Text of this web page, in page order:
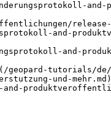
and-
and-
geopard-tutorials/
und-mehr.md)